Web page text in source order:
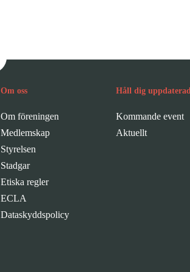
Om oss
Om föreningen
Medlemskap
Styrelsen
Stadgar
Etiska regler
ECLA
Dataskyddspolicy
Håll dig uppdaterad
Kommande event
Aktuellt